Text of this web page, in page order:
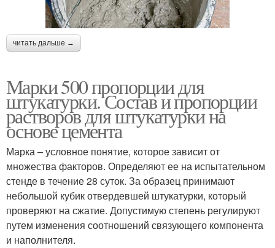
читать дальше →
Марки 500 пропорции для
штукатурки. Состав и пропорции
растворов для штукатурки на
основе цемента
Марка – условное понятие, которое зависит от
множества факторов. Определяют ее на испытательном
стенде в течение 28 суток. За образец принимают
небольшой кубик отвердевшей штукатурки, который
проверяют на сжатие. Допустимую степень регулируют
путем изменения соотношений связующего компонента
и наполнителя.